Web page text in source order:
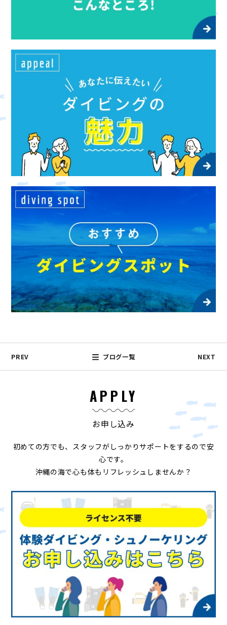
PREV ブログ一覧 NEXT
APPLY
お申し込み
初めての方でも、スタッフがしっかりサポートをするので安
心です。
沖縄の海で心も体もリフレッシュしませんか？